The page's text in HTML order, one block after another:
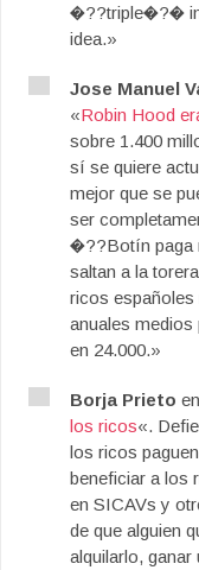
�??triple�?�
idea.»
Jose Manuel
«Robin Hood
sobre 1.400
sí se quiere
mejor que se
ser
�??Botín paga
saltan a la
ricos españoles
anuales medios
en 24.000.»
Borja Prieto
los ricos«.
los ricos
beneficiar a los
en SICAVs y
de que alguien
alquilarlo,